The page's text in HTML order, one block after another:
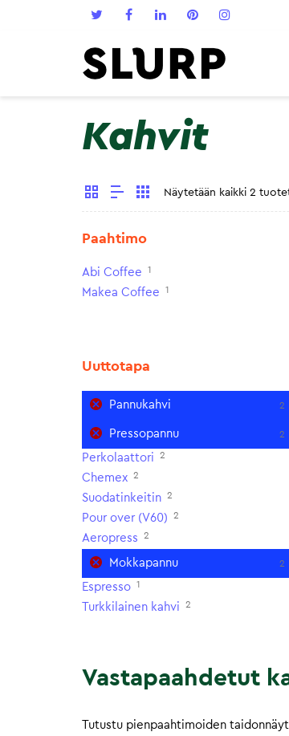
Kahvit
Näytetään kaikki 2
Paahtimo
Abi Coffee 1
Makea Coffee 1
Uuttotapa
Pannukahvi 2
Pressopannu 2
Perkolaattori 2
Chemex 2
Suodatinkeitin 2
Pour over (V60) 2
Aeropress 2
Mokkapannu 2
Espresso 1
Turkkilainen kahvi 2
Vastapaahdetut
Tutustu pienpaahtimoiden